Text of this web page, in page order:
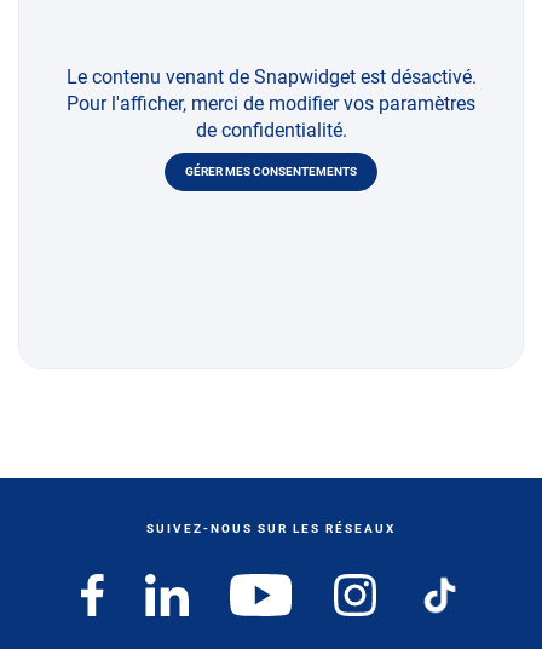
Le contenu venant de Snapwidget est désactivé.
Pour l'afficher, merci de modifier vos paramètres
de confidentialité.
GÉRER MES CONSENTEMENTS
SUIVEZ-NOUS SUR LES RÉSEAUX